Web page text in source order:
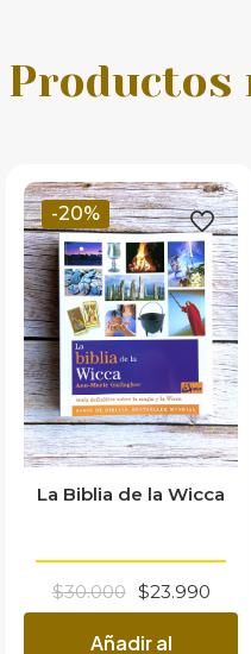
Productos
-20%
La Biblia de la Wicca
$30.000 El
precio
original
$23.990El
Añadir al